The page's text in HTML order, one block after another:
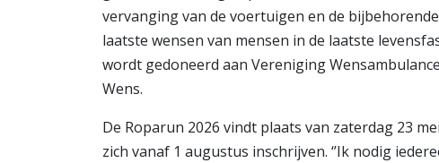
vervanging van de voertuigen en de
laatste wensen van mensen in de laatste
wordt gedoneerd aan Vereniging
Wens.
De Roparun 2026 vindt plaats van zaterdag 23
zich vanaf 1 augustus inschrijven. ‘’Ik nodig